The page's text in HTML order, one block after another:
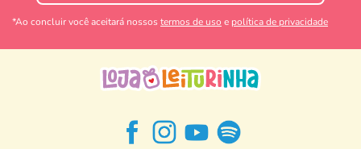
*Ao concluir você aceitará nossos termos de uso e política de privacidade